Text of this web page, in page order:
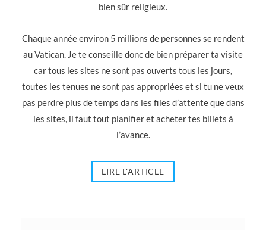
bien sûr religieux.
Chaque année environ 5 millions de personnes se rendent
au Vatican. Je te conseille donc de bien préparer ta visite
car tous les sites ne sont pas ouverts tous les jours,
toutes les tenues ne sont pas appropriées et si tu ne veux
pas perdre plus de temps dans les files d’attente que dans
les sites, il faut tout planifier et acheter tes billets à
l’avance.
LIRE L'ARTICLE